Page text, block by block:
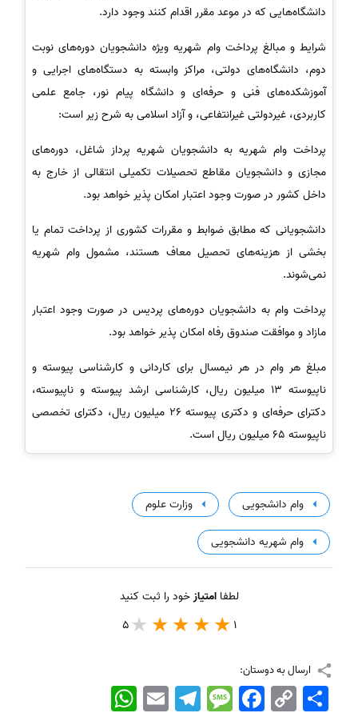
دانشگاه‌هایی که در موعد مقرر اقدام کنند وجود دارد.
شرایط و مبالغ پرداخت وام شهریه ویژه دانشجویان دوره‌های نوبت
دوم، دانشگاه‌های دولتی، مراکز وابسته به دستگاه‌های اجرایی و
آموزشکده‌های فنی و حرفه‌ای و دانشگاه پیام نور، جامع علمی
کاربردی، غیردولتی غیرانتفاعی، و آزاد اسلامی به شرح زیر است:
پرداخت وام شهریه به دانشجویان شهریه پرداز شاغل، دوره‌های
مجازی و دانشجویان مقاطع تحصیلات تکمیلی انتقالی از خارج به
داخل کشور در صورت وجود اعتبار امکان پذیر خواهد بود.
دانشجویانی که مطابق ضوابط و مقررات کشوری از پرداخت تمام یا
بخشی از هزینه‌های تحصیل معاف هستند، مشمول وام شهریه
نمی‌شوند.
پرداخت وام به دانشجویان دوره‌های پردیس در صورت وجود اعتبار
مازاد و موافقت صندوق رفاه امکان پذیر خواهد بود.
مبلغ هر وام در هر نیمسال برای کاردانی و کارشناسی پیوسته و
ناپیوسته 13 میلیون ریال، کارشناسی ارشد پیوسته و ناپیوسته،
دکترای حرفه‌ای و دکتری پیوسته 26 میلیون ریال، دکترای تخصصی
ناپیوسته 65 میلیون ریال است.
وام دانشجویی وزارت علوم
وام شهریه دانشجویی
لطفاامتیازخود را ثبت کنید
1
5
ارسال به دوستان:
WhatsApp EmailTelegramMessageFacebook Copy
Link
اشتراک